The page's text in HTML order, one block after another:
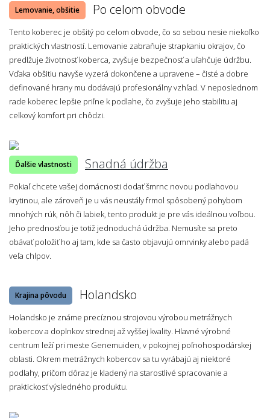
Lemovanie, obšitie Po celom obvode
Tento koberec je obšitý po celom obvode, čo so sebou nesie niekoľko
praktických vlastností. Lemovanie zabraňuje strapkaniu okrajov, čo
predlžuje životnosť koberca, zvyšuje bezpečnosť a uľahčuje údržbu.
Vďaka obšitiu navyše vyzerá dokončene a upravene – čisté a dobre
definované hrany mu dodávajú profesionálny vzhľad. V neposlednom
rade koberec lepšie priľne k podlahe, čo zvyšuje jeho stabilitu aj
celkový komfort pri chôdzi.
Ďalšie vlastnosti Snadná údržba
Pokiaľ chcete vašej domácnosti dodať šmrnc novou podlahovou
krytinou, ale zároveň je u vás neustály frmol spôsobený pohybom
mnohých rúk, nôh či labiek, tento produkt je pre vás ideálnou voľbou.
Jeho prednosťou je totiž jednoduchá údržba. Nemusíte sa preto
obávať položiť ho aj tam, kde sa často objavujú omrvinky alebo padá
veľa chlpov.
Krajina pôvodu Holandsko
Holandsko je známe precíznou strojovou výrobou metrážnych
kobercov a doplnkov strednej až vyššej kvality. Hlavné výrobné
centrum leží pri meste Genemuiden, v pokojnej poľnohospodárskej
oblasti. Okrem metrážnych kobercov sa tu vyrábajú aj niektoré
podlahy, pričom dôraz je kladený na starostlivé spracovanie a
praktickosť výsledného produktu.